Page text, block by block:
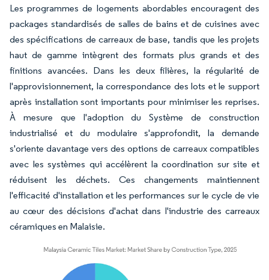
Les programmes de logements abordables encouragent des
packages standardisés de salles de bains et de cuisines avec
des spécifications de carreaux de base, tandis que les projets
haut de gamme intègrent des formats plus grands et des
finitions avancées. Dans les deux filières, la régularité de
l'approvisionnement, la correspondance des lots et le support
après installation sont importants pour minimiser les reprises.
À mesure que l'adoption du Système de construction
industrialisé et du modulaire s'approfondit, la demande
s'oriente davantage vers des options de carreaux compatibles
avec les systèmes qui accélèrent la coordination sur site et
réduisent les déchets. Ces changements maintiennent
l'efficacité d'installation et les performances sur le cycle de vie
au cœur des décisions d'achat dans l'industrie des carreaux
céramiques en Malaisie.